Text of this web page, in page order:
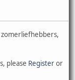
please Registeror